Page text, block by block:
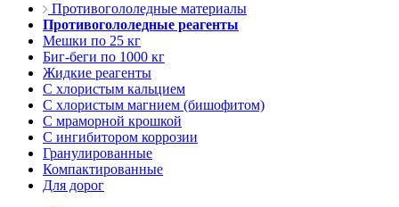
Противогололедные материалы
Противогололедные реагенты
Мешки по 25 кг
Биг-беги по 1000 кг
Жидкие реагенты
С хлористым кальцием
С хлористым магнием (бишофитом)
С мраморной крошкой
С ингибитором коррозии
Гранулированные
Компактированные
Для дорог